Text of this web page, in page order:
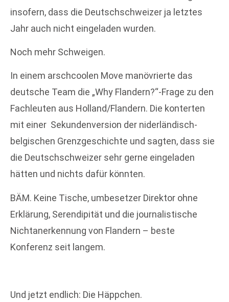
insofern, dass die Deutschschweizer ja letztes
Jahr auch nicht eingeladen wurden.
Noch mehr Schweigen.
In einem arschcoolen Move manövrierte das
deutsche Team die „Why Flandern?“-Frage zu den
Fachleuten aus Holland/Flandern. Die konterten
mit einer Sekundenversion der niderländisch-
belgischen Grenzgeschichte und sagten, dass sie
die Deutschschweizer sehr gerne eingeladen
hätten und nichts dafür könnten.
BÄM. Keine Tische, umbesetzer Direktor ohne
Erklärung, Serendipität und die journalistische
Nichtanerkennung von Flandern – beste
Konferenz seit langem.
Und jetzt endlich: Die Häppchen.